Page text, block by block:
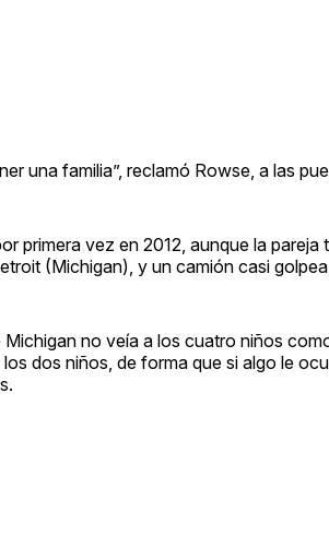
una familia”, reclamó Rowse, a las
primera vez en 2012, aunque la
(Michigan), y un camión casi
no veía a los cuatro niños
dos niños, de forma que si algo le